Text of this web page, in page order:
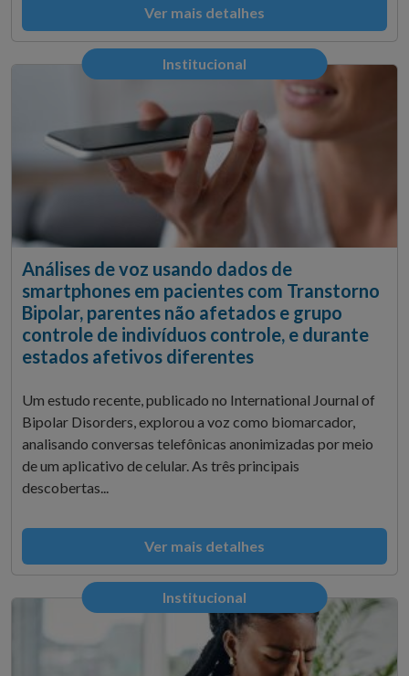
Ver mais detalhes
Institucional
Análises de voz usando dados de
smartphones em pacientes com Transtorno
Bipolar, parentes não afetados e grupo
controle de indivíduos controle, e durante
estados afetivos diferentes
Um estudo recente, publicado no International Journal of
Bipolar Disorders, explorou a voz como biomarcador,
analisando conversas telefônicas anonimizadas por meio
de um aplicativo de celular. As três principais
descobertas...
Ver mais detalhes
Institucional